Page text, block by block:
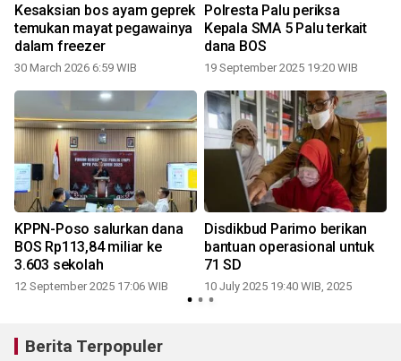
Kesaksian bos ayam geprek
temukan mayat pegawainya
dalam freezer
30 March 2026 6:59 WIB
Polresta Palu periksa
Kepala SMA 5 Palu terkait
dana BOS
19 September 2025 19:20 WIB
KPPN-Poso salurkan dana
BOS Rp113,84 miliar ke
3.603 sekolah
12 September 2025 17:06 WIB
Disdikbud Parimo berikan
bantuan operasional untuk
71 SD
10 July 2025 19:40 WIB, 2025
Berita Terpopuler